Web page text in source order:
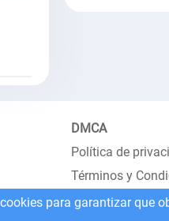
DMCA
Política de
Términos y
para garantizar que